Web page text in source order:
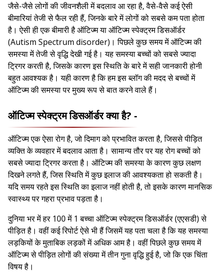
जैसे-जैसे लोगों की जीवनशैली में बदलाव आ रहा है, वैसे-वैसे कई ऐसी
बीमारियां तेजी से फैल रही हैं, जिनके बारे में लोगों को सबसे कम पता होता
है। ऐसी ही एक बीमारी है ऑटिज्म या ऑटिज्म स्पेक्ट्रम डिसऑर्डर
(Autism Spectrum disorder)। पिछले कुछ समय में ऑटिज्म की
समस्या में तेजी से वृद्धि देखी गई है। यह समस्या बच्चों को सबसे ज्यादा
ट्रिगर करती है, जिसके कारण इस स्थिति के बारे में सही जानकारी होनी
बहुत आवश्यक है। यही कारण है कि हम इस ब्लॉग की मदद से बच्चों में
ऑटिज्म की समस्या पर मुख्य रूप से बात करने वाले हैं।
ऑटिज्म स्पेक्ट्रम डिसऑर्डर क्या है? -
ऑटिज्म एक ऐसा रोग है, जो दिमाग को प्रभावित करता है, जिससे पीड़ित
व्यक्ति के व्यवहार में बदलाव आता है। सामान्य तौर पर यह रोग बच्चों को
सबसे ज्यादा ट्रिगर करता है। ऑटिज्म की समस्या के कारण कुछ लक्षण
दिखने लगते हैं, जिस स्थिति में कुछ इलाज की आवश्यकता हो सकती है।
यदि समय रहते इस स्थिति का इलाज नहीं होती है, तो इसके कारण मानसिक
स्वास्थ्य पर गहरा प्रभाव पड़ता है।
दुनिया भर में हर 100 में 1 बच्चा ऑटिज्म स्पेक्ट्रम डिसऑर्डर (एएसडी) से
पीड़ित है। वहीं कई रिपोर्ट ऐसे भी हैं जिसमें यह पता चला है कि यह समस्या
लड़कियों के मुताबिक लड़कों में अधिक आम है। वहीं पिछले कुछ समय में
ऑटिज्म से पीड़ित लोगों की संख्या में तीन गुना वृद्धि हुई है, जो कि एक चिंता
विषय है।